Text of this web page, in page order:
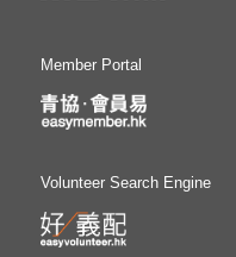
Member Portal
Volunteer Search Engine